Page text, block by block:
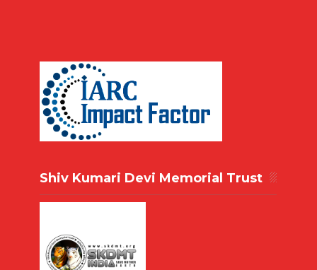
Shiv Kumari Devi Memorial Trust